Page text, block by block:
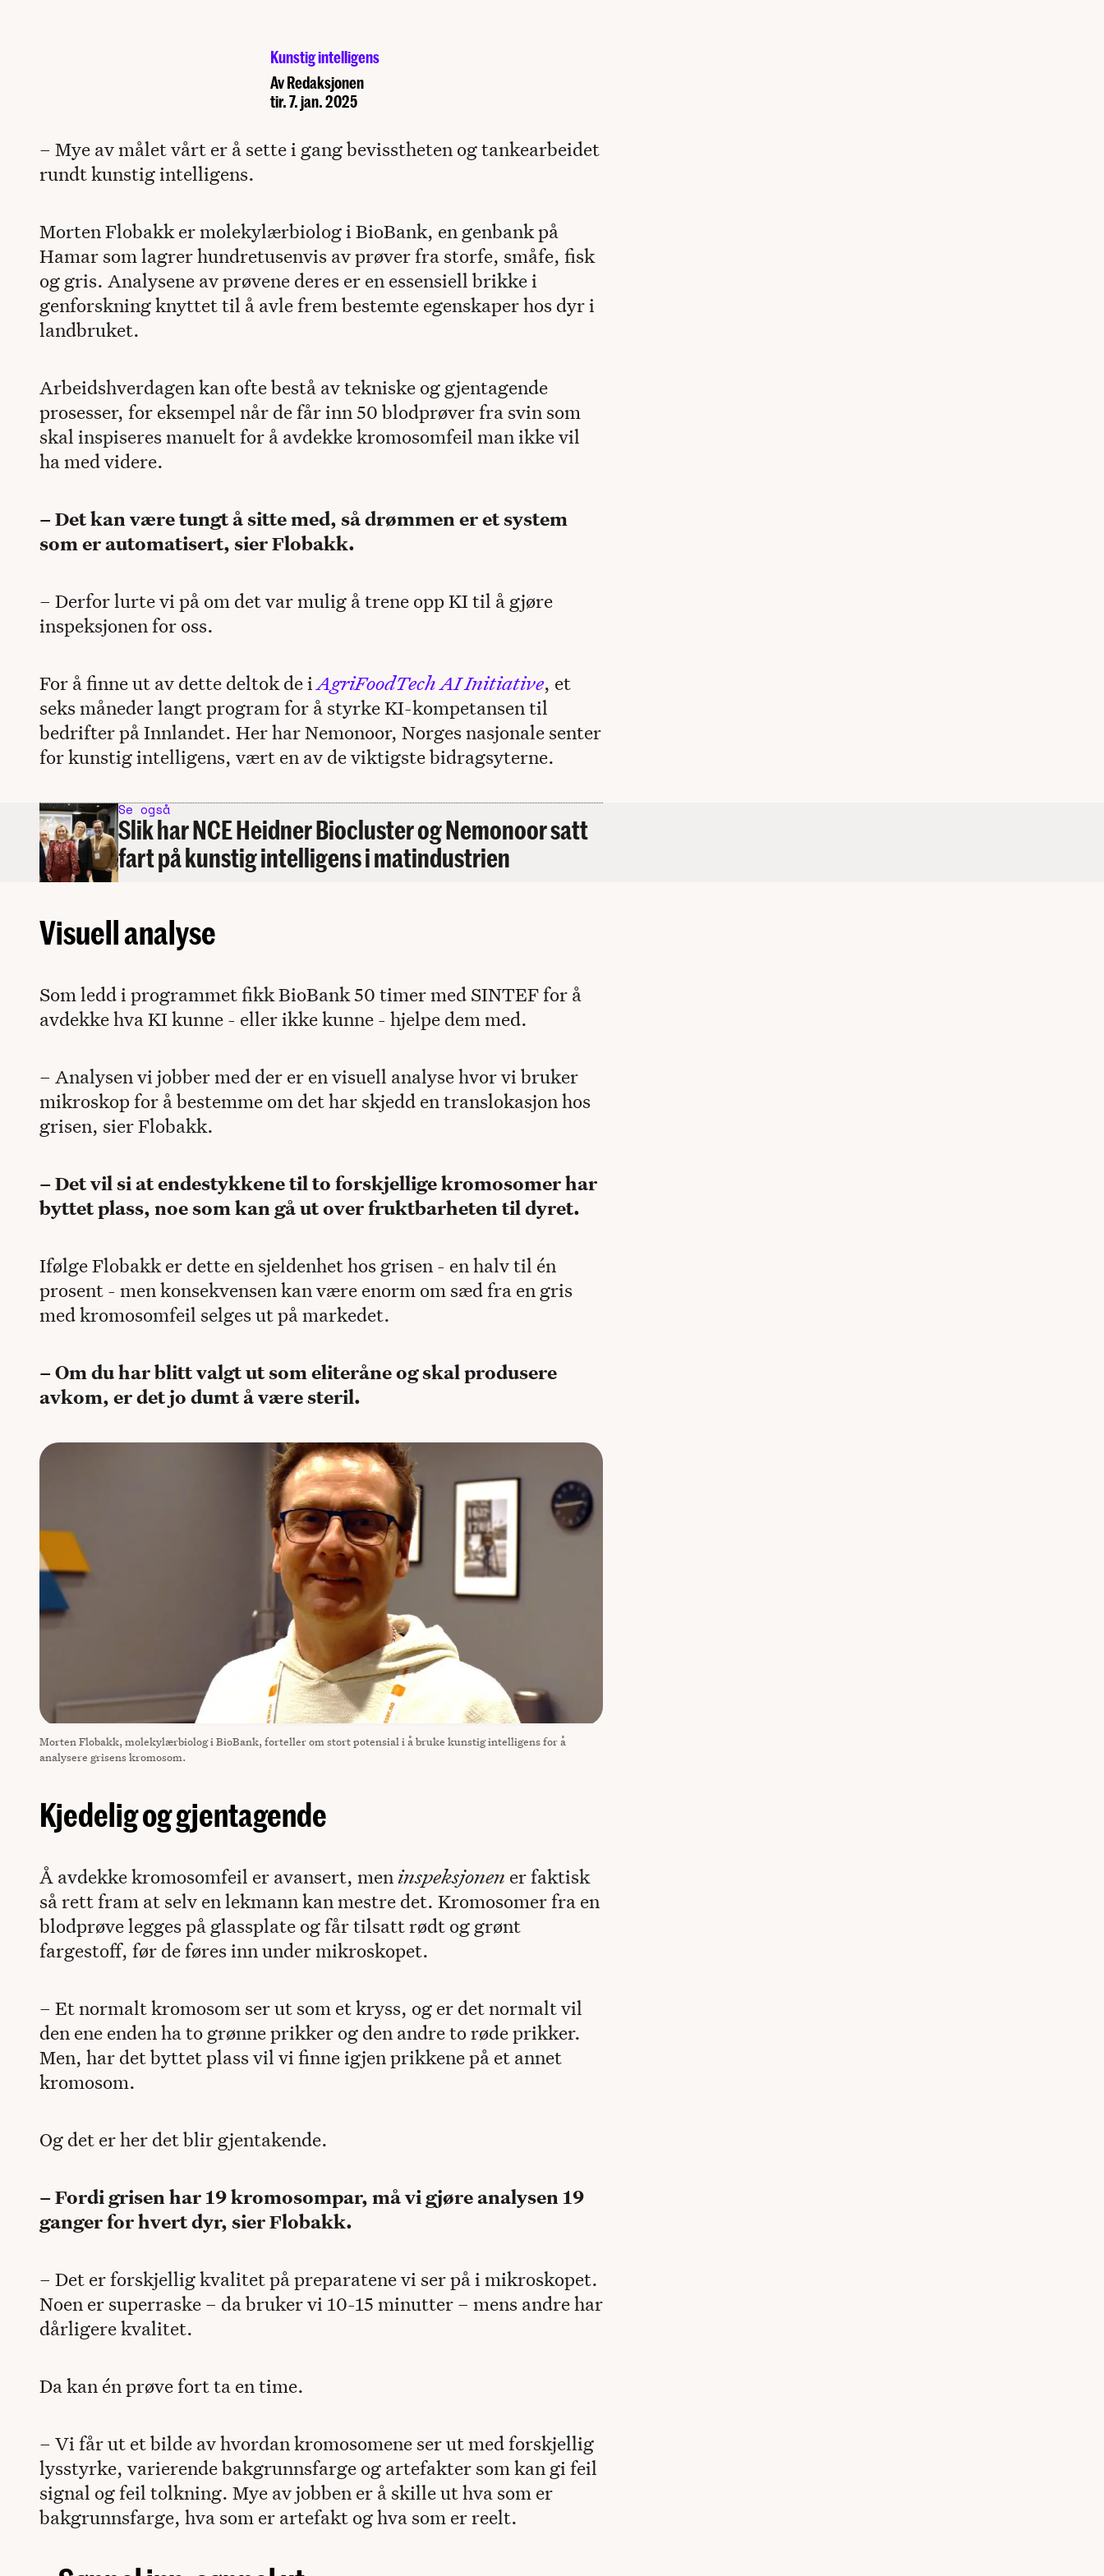
Kunstig intelligens
AvRedaksjonen
tir. 7. jan. 2025
– Mye av målet vårt er å sette i gang bevisstheten og tankearbeidet
rundt kunstig intelligens.
Morten Flobakk er molekylærbiolog i BioBank, en genbank på
Hamar som lagrer hundretusenvis av prøver fra storfe, småfe, fisk
og gris. Analysene av prøvene deres er en essensiell brikke i
genforskning knyttet til å avle frem bestemte egenskaper hos dyr i
landbruket.
Arbeidshverdagen kan ofte bestå av tekniske og gjentagende
prosesser, for eksempel når de får inn 50 blodprøver fra svin som
skal inspiseres manuelt for å avdekke kromosomfeil man ikke vil
ha med videre.
– Det kan være tungt å sitte med, så drømmen er et system
som er automatisert, sier Flobakk.
– Derfor lurte vi på om det var mulig å trene opp KI til å gjøre
inspeksjonen for oss.
For å finne ut av dette deltok de iAgriFoodTech AI Initiative, et
seks måneder langt program for å styrke KI-kompetansen til
bedrifter på Innlandet. Her har Nemonoor, Norges nasjonale senter
for kunstig intelligens, vært en av de viktigste bidragsyterne.
Se også
Slik har NCE Heidner Biocluster og Nemonoor satt
fart på kunstig intelligens i matindustrien
Visuell analyse
Som ledd i programmet fikk BioBank 50 timer med SINTEF for å
avdekke hva KI kunne - eller ikke kunne - hjelpe dem med.
– Analysen vi jobber med der er en visuell analyse hvor vi bruker
mikroskop for å bestemme om det har skjedd en translokasjon hos
grisen, sier Flobakk.
– Det vil si at endestykkene til to forskjellige kromosomer har
byttet plass, noe som kan gå ut over fruktbarheten til dyret.
Ifølge Flobakk er dette en sjeldenhet hos grisen - en halv til én
prosent - men konsekvensen kan være enorm om sæd fra en gris
med kromosomfeil selges ut på markedet.
– Om du har blitt valgt ut som eliteråne og skal produsere
avkom, er det jo dumt å være steril.
Morten Flobakk, molekylærbiolog i BioBank, forteller om stort potensial i å bruke kunstig intelligens for å
analysere grisens kromosom.
Kjedelig og gjentagende
Å avdekke kromosomfeil er avansert, meninspeksjonen er faktisk
så rett fram at selv en lekmann kan mestre det. Kromosomer fra en
blodprøve legges på glassplate og får tilsatt rødt og grønt
fargestoff, før de føres inn under mikroskopet.
– Et normalt kromosom ser ut som et kryss, og er det normalt vil
den ene enden ha to grønne prikker og den andre to røde prikker.
Men, har det byttet plass vil vi finne igjen prikkene på et annet
kromosom.
Og det er her det blir gjentakende.
– Fordi grisen har 19 kromosompar, må vi gjøre analysen 19
ganger for hvert dyr, sier Flobakk.
– Det er forskjellig kvalitet på preparatene vi ser på i mikroskopet.
Noen er superraske – da bruker vi 10-15 minutter – mens andre har
dårligere kvalitet.
Da kan én prøve fort ta en time.
– Vi får ut et bilde av hvordan kromosomene ser ut med forskjellig
lysstyrke, varierende bakgrunnsfarge og artefakter som kan gi feil
signal og feil tolkning. Mye av jobben er å skille ut hva som er
bakgrunnsfarge, hva som er artefakt og hva som er reelt.